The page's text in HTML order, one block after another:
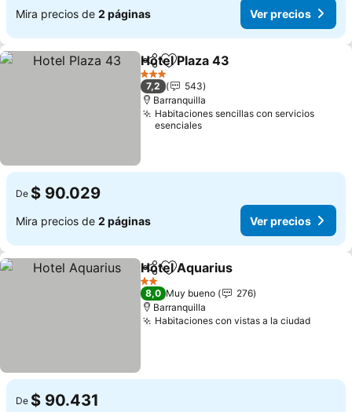
Mira precios de 2 páginas Ver precios
CompartirAgregar a favoritos
Hotel Plaza 43
3 Estrellas
7,2
543
Barranquilla
Habitaciones sencillas con servicios
esenciales
De $ 90.029
Mira precios de 2 páginas Ver precios
CompartirAgregar a favoritos
Hotel Aquarius
2 Estrellas
8,0 Muy bueno
276
Barranquilla
Habitaciones con vistas a la ciudad
De $ 90.431